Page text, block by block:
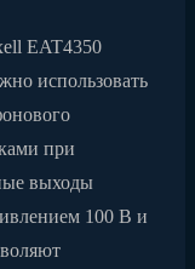
EAT4350
использовать
при
выходы
100 В и